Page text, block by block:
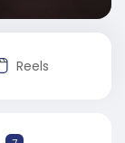
Reels